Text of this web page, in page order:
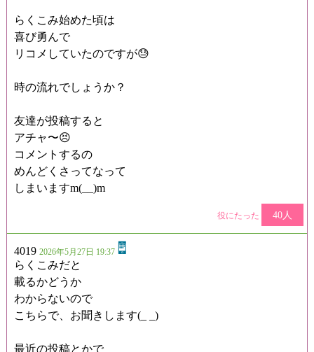
らくこみ始めた頃は
喜び勇んで
リコメしていたのですが😓
時の流れでしょうか？
友達が投稿すると
アチャ〜😣
コメントするの
めんどくさってなって
しまいますm(__)m
役にたった 40人
4019 2026年5月27日 19:37
らくこみだと
載るかどうか
わからないので
こちらで、お聞きします(_ _)
最近の投稿とかで